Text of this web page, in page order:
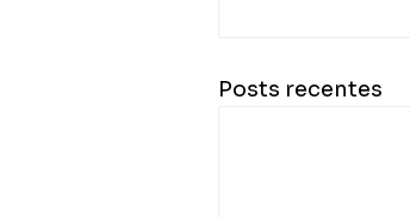
Posts recentes